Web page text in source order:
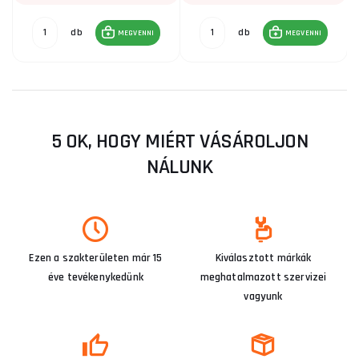
db MEGVENNI db MEGVENNI
5 OK, HOGY MIÉRT VÁSÁROLJON
NÁLUNK
Ezen a szakterületen már 15
éve tevékenykedünk
Kiválasztott márkák
meghatalmazott szervizei
vagyunk